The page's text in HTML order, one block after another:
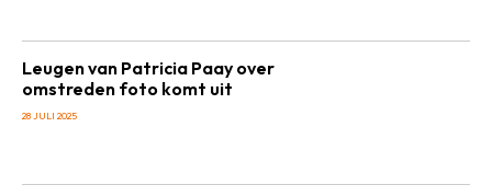
Leugen van Patricia Paay over
omstreden foto komt uit
28 JULI 2025